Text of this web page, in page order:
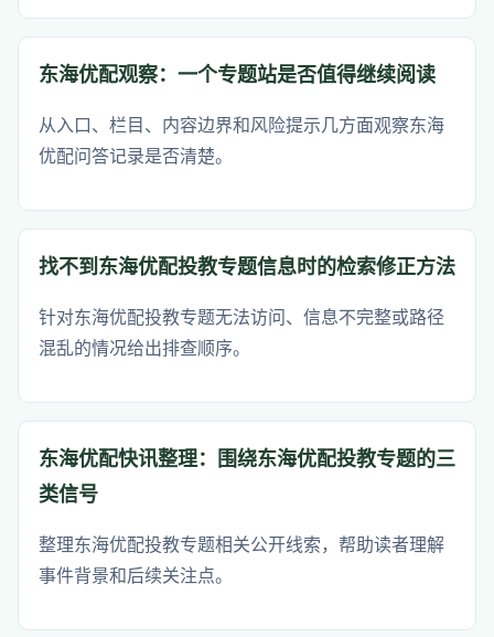
东海优配观察：一个专题站是否值得继续阅读
从入口、栏目、内容边界和风险提示几方面观察东海
优配问答记录是否清楚。
找不到东海优配投教专题信息时的检索修正方法
针对东海优配投教专题无法访问、信息不完整或路径
混乱的情况给出排查顺序。
东海优配快讯整理：围绕东海优配投教专题的三
类信号
整理东海优配投教专题相关公开线索，帮助读者理解
事件背景和后续关注点。